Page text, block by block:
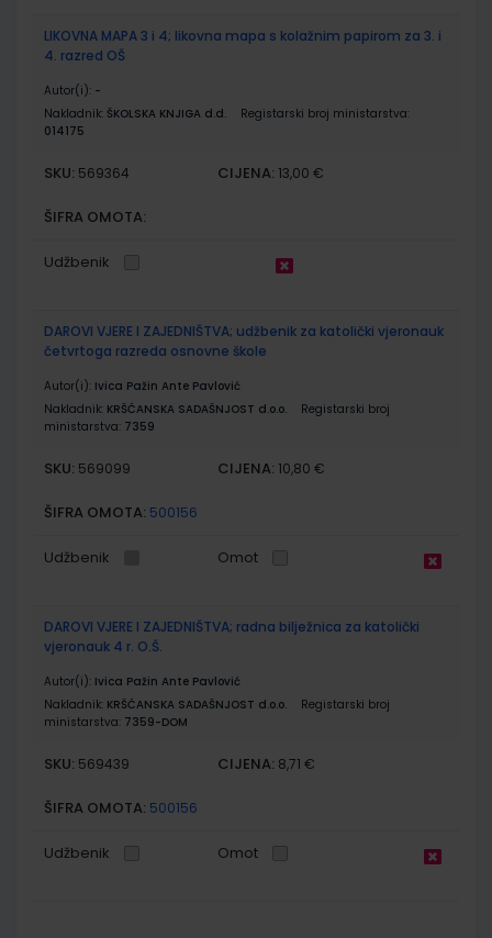
LIKOVNA MAPA 3 i 4; likovna mapa s kolažnim papirom za 3. i
4. razred OŠ
Autor(i): -
Nakladnik: ŠKOLSKA KNJIGA d.d.
Registarski broj ministarstva:
014175
SKU: 569364 CIJENA: 13,00 €
ŠIFRA OMOTA:
Udžbenik
DAROVI VJERE I ZAJEDNIŠTVA; udžbenik za katolički vjeronauk
četvrtoga razreda osnovne škole
Autor(i): Ivica Pažin Ante Pavlović
Nakladnik: KRŠĆANSKA SADAŠNJOST d.o.o.
Registarski broj
ministarstva: 7359
SKU: 569099 CIJENA: 10,80 €
ŠIFRA OMOTA: 500156
Udžbenik Omot
DAROVI VJERE I ZAJEDNIŠTVA; radna bilježnica za katolički
vjeronauk 4 r. O.Š.
Autor(i): Ivica Pažin Ante Pavlović
Nakladnik: KRŠĆANSKA SADAŠNJOST d.o.o.
Registarski broj
ministarstva: 7359-DOM
SKU: 569439 CIJENA: 8,71 €
ŠIFRA OMOTA: 500156
Udžbenik Omot